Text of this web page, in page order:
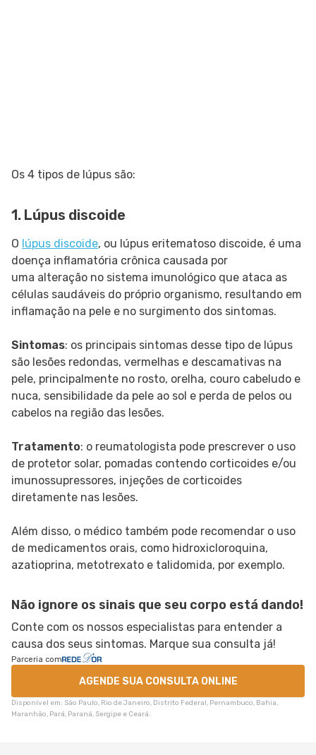
Os 4 tipos de lúpus são:
1. Lúpus discoide
O lúpus discoide, ou lúpus eritematoso discoide, é uma
doença inflamatória crônica causada por
uma alteração no sistema imunológico que ataca as
células saudáveis do próprio organismo, resultando em
inflamação na pele e no surgimento dos sintomas.
Sintomas: os principais sintomas desse tipo de lúpus
são lesões redondas, vermelhas e descamativas na
pele, principalmente no rosto, orelha, couro cabeludo e
nuca, sensibilidade da pele ao sol e perda de pelos ou
cabelos na região das lesões.
Tratamento: o reumatologista pode prescrever o uso
de protetor solar, pomadas contendo corticoides e/ou
imunossupressores, injeções de corticoides
diretamente nas lesões.
Além disso, o médico também pode recomendar o uso
de medicamentos orais, como hidroxicloroquina,
azatioprina, metotrexato e talidomida, por exemplo.
Não ignore os sinais que seu corpo está dando!
Conte com os nossos especialistas para entender a
causa dos seus sintomas. Marque sua consulta já!
Parceria com
AGENDE SUA CONSULTA ONLINE
Disponível em: São Paulo, Rio de Janeiro, Distrito Federal, Pernambuco, Bahia,
Maranhão, Pará, Paraná, Sergipe e Ceará.